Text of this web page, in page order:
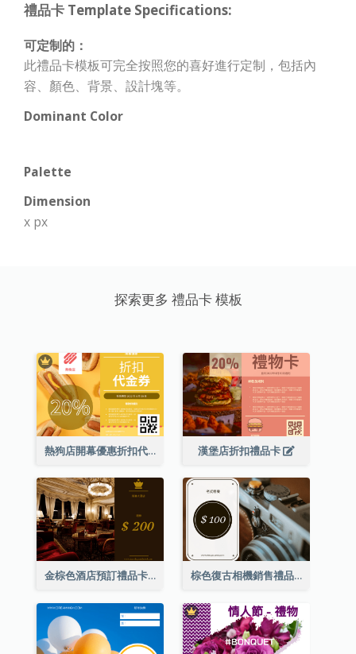
禮品卡 Template Specifications:
可定制的：
此禮品卡模板可完全按照您的喜好進行定制，包括內
容、顏色、背景、設計塊等。
Dominant Color
Palette
Dimension
x px
探索更多 禮品卡 模板
熱狗店開幕優惠折扣代金券 漢堡店折扣禮品卡
金棕色酒店預訂禮品卡 棕色復古相機銷售禮品卡